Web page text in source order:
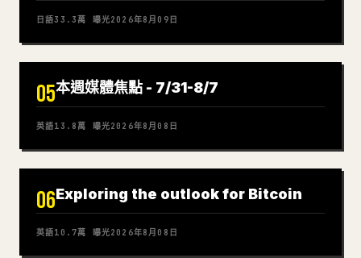
日語33.3萬 曝光2026年8月09日
05本週媒體焦點 - 7/31-8/7
英語13.8萬 曝光2026年8月08日
06Exploring the outlook for Bitcoin
英語10.7萬 曝光2026年8月08日